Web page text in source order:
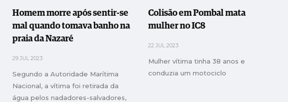
Homem morre após sentir-se
mal quando tomava banho na
praia da Nazaré
29 JUL 2023
Segundo a Autoridade Marítima
Nacional, a vítima foi retirada da
água pelos nadadores-salvadores,
Colisão em Pombal mata
mulher no IC8
22 JUL 2023
Mulher vítima tinha 38 anos e
conduzia um motociclo